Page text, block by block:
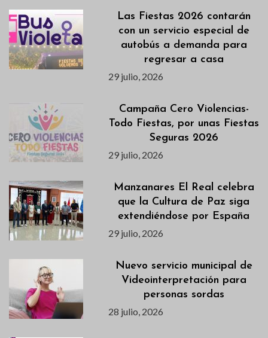
Las Fiestas 2026 contarán
con un servicio especial de
autobús a demanda para
regresar a casa
29 julio, 2026
Campaña Cero Violencias-
Todo Fiestas, por unas Fiestas
Seguras 2026
29 julio, 2026
Manzanares El Real celebra
que la Cultura de Paz siga
extendiéndose por España
29 julio, 2026
Nuevo servicio municipal de
Videointerpretación para
personas sordas
28 julio, 2026